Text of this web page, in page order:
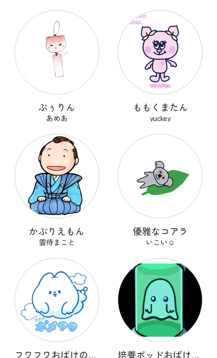
ぷぅりん
あめあ
ももくまたん
yuckey
かぶりえもん
雲待まこと
優雅なコアラ
いこい☺︎
フワフワおばけのポメマロ 培養ポッドおばけ フライトン